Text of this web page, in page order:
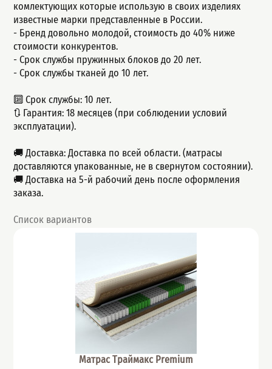
комлектующих которые использую в своих изделиях
известные марки представленные в России.
- Бренд довольно молодой, стоимость до 40% ниже
стоимости конкурентов.
- Срок службы пружинных блоков до 20 лет.
- Срок службы тканей до 10 лет.
🔟 Срок службы: 10 лет.
🔃 Гарантия: 18 месяцев (при соблюдении условий
эксплуатации).
🚚 Доставка: Доставка по всей области. (матрасы
доставляются упакованные, не в свернутом состоянии).
🚚 Доставка на 5-й рабочий день после оформления
заказа.
Список вариантов
Матрас Траймакс Premium